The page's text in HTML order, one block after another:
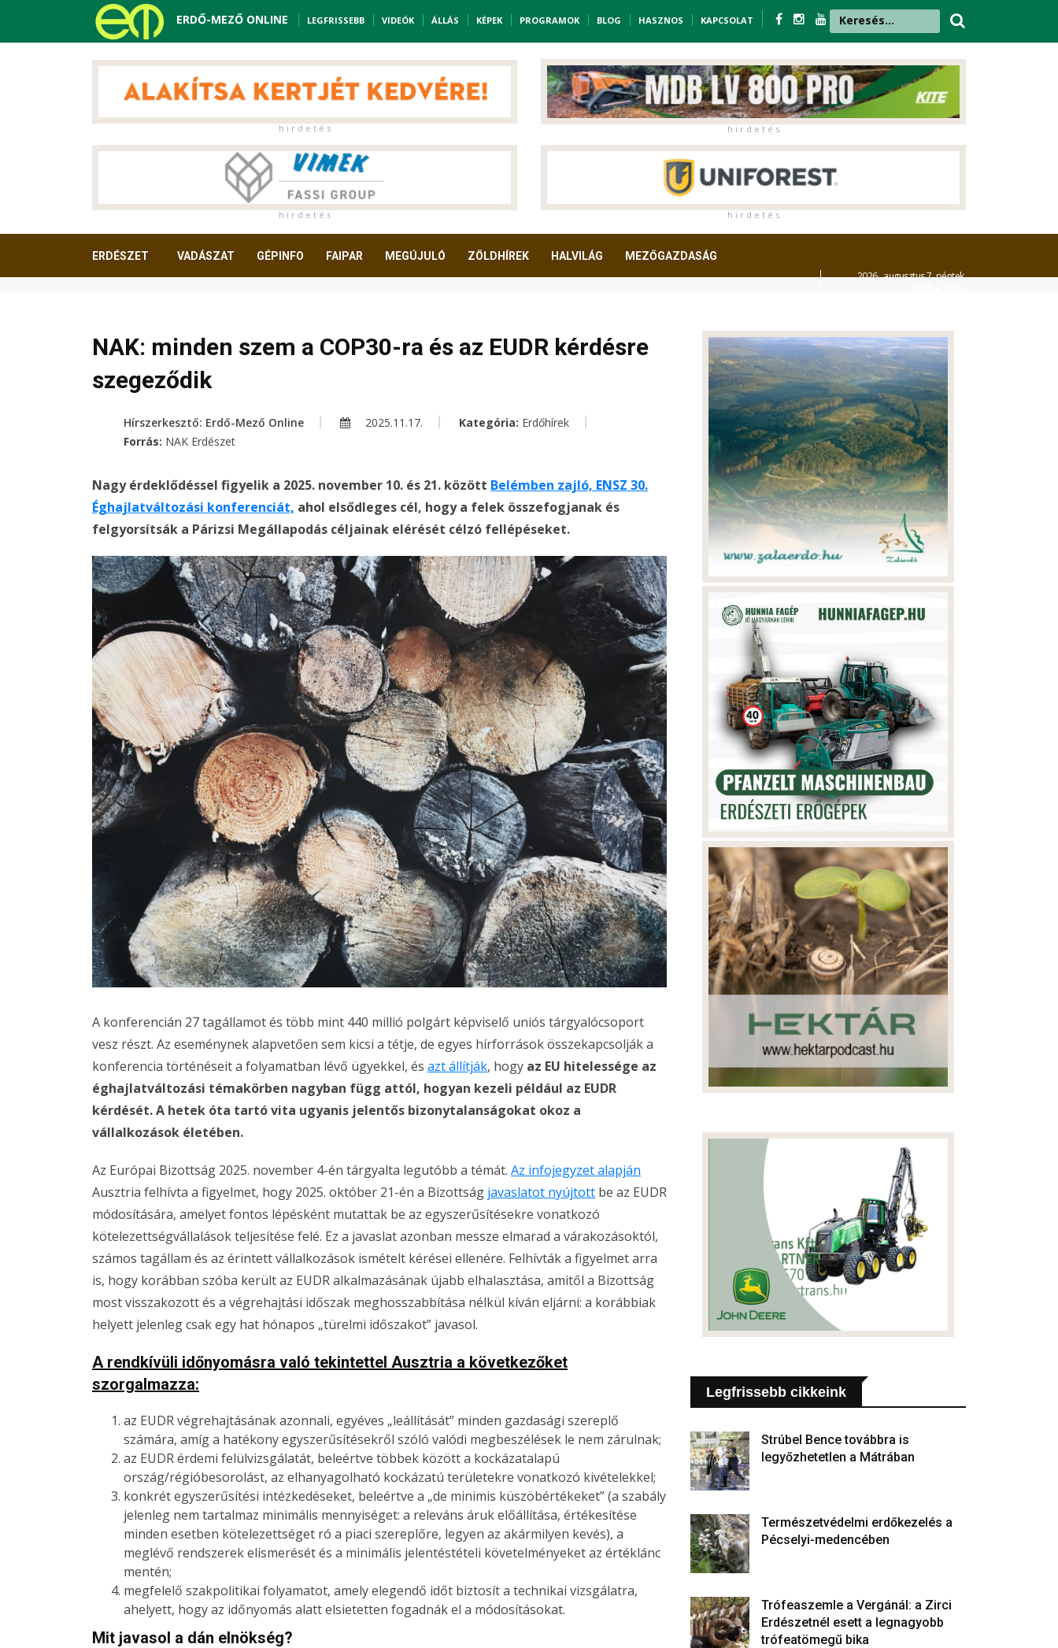
ERDŐ-MEZŐ ONLINE LEGFRISSEBB VIDEÓK ÁLLÁS KÉPEK PROGRAMOK BLOG HASZNOS KAPCSOLAT
h i r d e t é s h i r d e t é s
h i r d e t é s h i r d e t é s
ERDÉSZET VADÁSZAT GÉPINFO FAIPAR MEGÚJULÓ ZÖLDHÍREK HALVILÁG MEZŐGAZDASÁG
2026. augusztus 7. péntek,
NAK: minden szem a COP30-ra és az EUDR kérdésre
szegeződik
Hírszerkesztő: Erdő-Mező Online 2025.11.17. Kategória: Erdőhírek
Forrás: NAK Erdészet
Nagy érdeklődéssel figyelik a 2025. november 10. és 21. között Belémben zajló, ENSZ 30.
Éghajlatváltozási konferenciát, ahol elsődleges cél, hogy a felek összefogjanak és
felgyorsítsák a Párizsi Megállapodás céljainak elérését célzó fellépéseket.
A konferencián 27 tagállamot és több mint 440 millió polgárt képviselő uniós tárgyalócsoport
vesz részt. Az eseménynek alapvetően sem kicsi a tétje, de egyes hírforrások összekapcsolják a
konferencia történéseit a folyamatban lévő ügyekkel, és azt állítják, hogy az EU hitelessége az
éghajlatváltozási témakörben nagyban függ attól, hogyan kezeli például az EUDR
kérdését. A hetek óta tartó vita ugyanis jelentős bizonytalanságokat okoz a
vállalkozások életében.
Az Európai Bizottság 2025. november 4-én tárgyalta legutóbb a témát. Az infojegyzet alapján
Ausztria felhívta a figyelmet, hogy 2025. október 21-én a Bizottság javaslatot nyújtott be az EUDR
módosítására, amelyet fontos lépésként mutattak be az egyszerűsítésekre vonatkozó
kötelezettségvállalások teljesítése felé. Ez a javaslat azonban messze elmarad a várakozásoktól,
számos tagállam és az érintett vállalkozások ismételt kérései ellenére. Felhívták a figyelmet arra
is, hogy korábban szóba került az EUDR alkalmazásának újabb elhalasztása, amitől a Bizottság
most visszakozott és a végrehajtási időszak meghosszabbítása nélkül kíván eljárni: a korábbiak
helyett jelenleg csak egy hat hónapos „türelmi időszakot” javasol.
A rendkívüli időnyomásra való tekintettel Ausztria a következőket
szorgalmazza:
az EUDR végrehajtásának azonnali, egyéves „leállítását” minden gazdasági szereplő
számára, amíg a hatékony egyszerűsítésekről szóló valódi megbeszélések le nem zárulnak;
az EUDR érdemi felülvizsgálatát, beleértve többek között a kockázatalapú
ország/régióbesorolást, az elhanyagolható kockázatú területekre vonatkozó kivételekkel;
konkrét egyszerűsítési intézkedéseket, beleértve a „de minimis küszöbértékeket” (a szabály
jelenleg nem tartalmaz minimális mennyiséget: a releváns áruk előállítása, értékesítése
minden esetben kötelezettséget ró a piaci szereplőre, legyen az akármilyen kevés), a
meglévő rendszerek elismerését és a minimális jelentéstételi követelményeket az értéklánc
mentén;
megfelelő szakpolitikai folyamatot, amely elegendő időt biztosít a technikai vizsgálatra,
ahelyett, hogy az időnyomás alatt elsietetten fogadnák el a módosításokat.
Mit javasol a dán elnökség?
Legfrissebb cikkeink
Strúbel Bence továbbra is
legyőzhetetlen a Mátrában
Természetvédelmi erdőkezelés a
Pécselyi-medencében
Trófeaszemle a Vergánál: a Zirci
Erdészetnél esett a legnagyobb
trófeatömegű bika